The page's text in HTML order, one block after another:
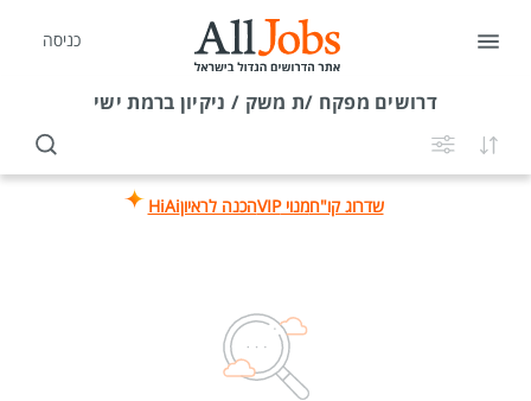
כניסה
דרושים מפקח /ת משק / ניקיון ברמת ישי
שדרוג קו"חמנוי VIP הכנה לראיוןHiAi